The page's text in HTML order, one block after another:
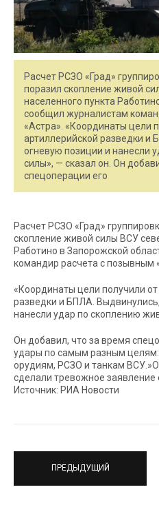
Расчет РСЗО «Град»
поразил скопление живой
населенного пункта
сообщил журналистам
«Астра». «Координаты цели
артиллерийской разведки и
огневую позиции и нанесли
силы», — сказал он. Он
спецоперации его
Расчет РСЗО «Град»
скопление живой силы ВСУ
Работино в Запорожской
командир расчета с позывным
«Координаты цели получили
разведки и БПЛА.
нанесли удар по скоплению
Он добавил, что за время
удары по самым разным
орудиям, РСЗО и танкам
сделали тревожное заявление
Источник: РИА Новости
ПРЕДЫДУЩИЙ